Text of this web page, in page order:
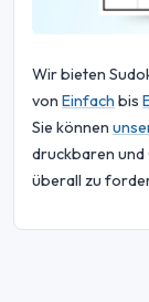
Wir bieten
von Einfach bis
Sie können
druckbaren und
überall zu